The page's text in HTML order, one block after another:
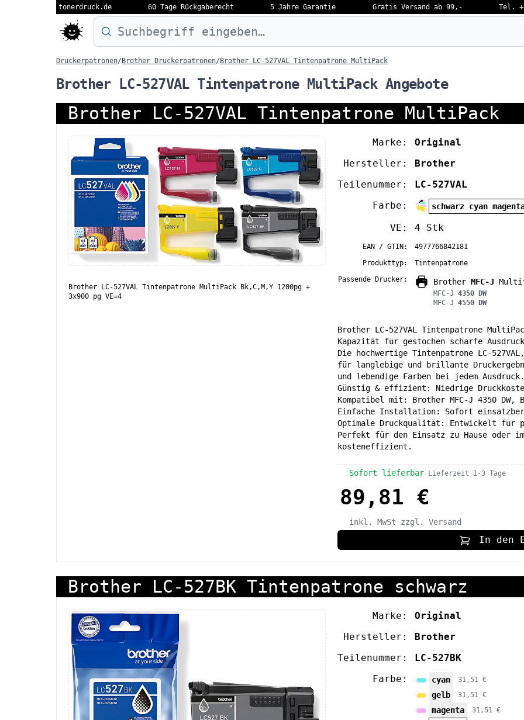
tonerdruck.de 60 Tage Rückgaberecht 5 Jahre Garantie Gratis Versand ab 99,- Tel.
Druckermodell oder Produktnamen eingeben…
Druckerpatronen/ Brother Druckerpatronen/ Brother LC-527VAL Tintenpatrone MultiPack
Brother LC-527VAL Tintenpatrone MultiPack Angebote
Brother LC-527VAL Tintenpatrone MultiPack
Brother LC-527VAL Tintenpatrone MultiPack Bk,C,M,Y 1200pg +
3x900 pg VE=4
Marke:
Original
Hersteller:
Brother
Teilenummer:
LC-527VAL
Farbe:
schwarz cyan
VE: 4 Stk
EAN / GTIN:
4977766842181
Produkttyp:
Tintenpatrone
Passende Drucker:
Brother MFC-J
MFC-J 4350 DW
MFC-J 4550 DW
Brother LC-527VAL Tintenpatrone
Kapazität für gestochen scharfe
Die hochwertige Tintenpatrone LC-
für langlebige und brillante
und lebendige Farben bei jedem Ausdruck.
Günstig & effizient: Niedrige
Kompatibel mit: Brother MFC-J 4350 DW,
Einfache Installation: Sofort
Optimale Druckqualität: Entwickelt für
Perfekt für den Einsatz zu Hause oder
kosteneffizient.
Sofort lieferbar Lieferzeit 1-3 Tage
89,81 €
inkl. MwSt zzgl. Versand
In den
Brother LC-527BK Tintenpatrone schwarz
Marke:
Original
Hersteller:
Brother
Teilenummer:
LC-527BK
Farbe:
cyan 31,51 €
gelb 31,51 €
magenta 31,51 €